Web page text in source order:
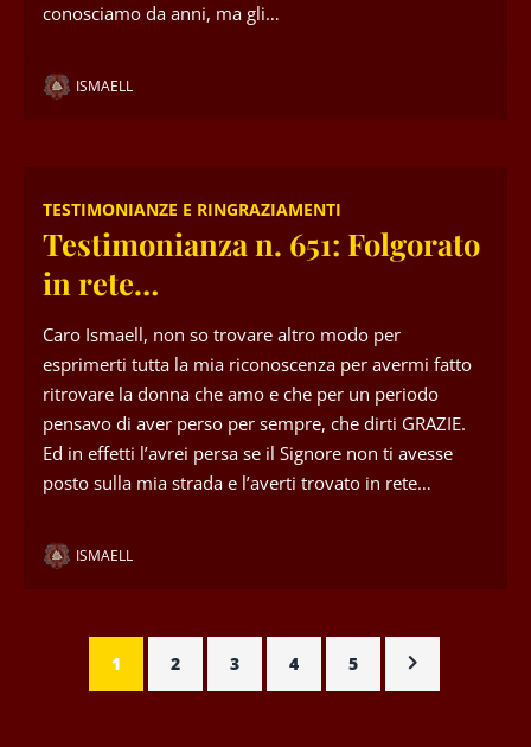
conosciamo da anni, ma gli…
ISMAELL
TESTIMONIANZE E RINGRAZIAMENTI
Testimonianza n. 651: Folgorato
in rete…
Caro Ismaell, non so trovare altro modo per
esprimerti tutta la mia riconoscenza per avermi fatto
ritrovare la donna che amo e che per un periodo
pensavo di aver perso per sempre, che dirti GRAZIE.
Ed in effetti l’avrei persa se il Signore non ti avesse
posto sulla mia strada e l’averti trovato in rete…
ISMAELL
1 2 3 4 5